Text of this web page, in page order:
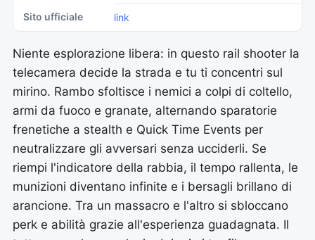
Sito ufficiale link
Niente esplorazione libera: in questo rail shooter la
telecamera decide la strada e tu ti concentri sul
mirino. Rambo sfoltisce i nemici a colpi di coltello,
armi da fuoco e granate, alternando sparatorie
frenetiche a stealth e Quick Time Events per
neutralizzare gli avversari senza ucciderli. Se
riempi l'indicatore della rabbia, il tempo rallenta, le
munizioni diventano infinite e i bersagli brillano di
arancione. Tra un massacro e l'altro si sbloccano
perk e abilità grazie all'esperienza guadagnata. Il